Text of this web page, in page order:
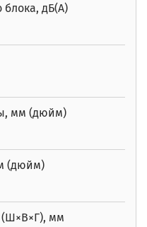
блока, дБ(А)
мм (дюйм)
(дюйм)
(Ш×В×Г), мм